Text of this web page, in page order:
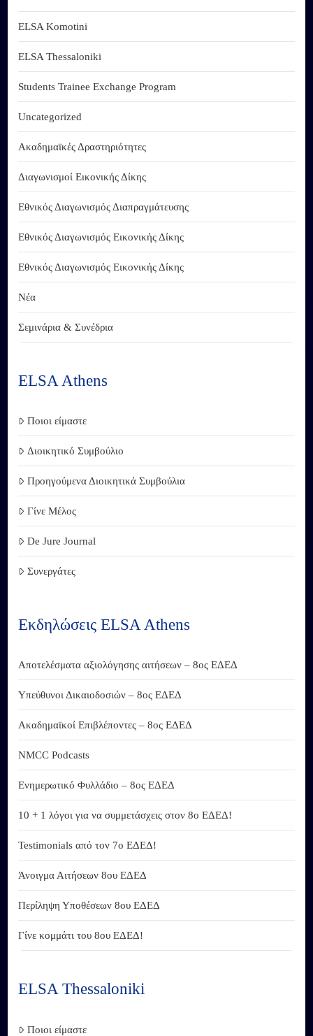
ELSA Komotini
ELSA Thessaloniki
Students Trainee Exchange Program
Uncategorized
Ακαδημαϊκές Δραστηριότητες
Διαγωνισμοί Εικονικής Δίκης
Εθνικός Διαγωνισμός Διαπραγμάτευσης
Εθνικός Διαγωνισμός Εικονικής Δίκης
Εθνικός Διαγωνισμός Εικονικής Δίκης
Νέα
Σεμινάρια & Συνέδρια
ELSA Athens
Ποιοι είμαστε
Διοικητικό Συμβούλιο
Προηγούμενα Διοικητικά Συμβούλια
Γίνε Μέλος
De Jure Journal
Συνεργάτες
Εκδηλώσεις ELSA Athens
Αποτελέσματα αξιολόγησης αιτήσεων – 8ος ΕΔΕΔ
Υπεύθυνοι Δικαιοδοσιών – 8ος ΕΔΕΔ
Ακαδημαϊκοί Επιβλέποντες – 8ος ΕΔΕΔ
NMCC Podcasts
Ενημερωτικό Φυλλάδιο – 8ος ΕΔΕΔ
10 + 1 λόγοι για να συμμετάσχεις στον 8ο ΕΔΕΔ!
Testimonials από τον 7ο ΕΔΕΔ!
Άνοιγμα Αιτήσεων 8ου ΕΔΕΔ
Περίληψη Υποθέσεων 8ου ΕΔΕΔ
Γίνε κομμάτι του 8ου ΕΔΕΔ!
ELSA Thessaloniki
Ποιοι είμαστε